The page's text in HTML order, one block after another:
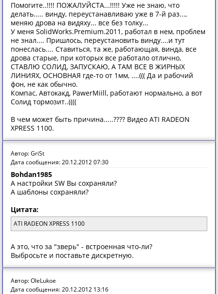
Помогите..!!!! ПОЖАЛУЙСТА...!!!!! Уже не знаю, что
делать..... винду, переустанавливаю уже в 7-й раз...,
меняю дрова на видяху... все без толку...
У меня SolidWorks.Premium.2011, работал в нем, проблем
не знал.... Пришлось, переустановить винду....и тут
понеслась.... Ставиться, та же, работающая, винда, все
дрова старые, при которых все работало отлично,
СТАВЛЮ СОЛИД, ЗАПУСКАЮ, А ТАМ ВСЕ В ЖИРНЫХ
ЛИНИЯХ, ОСНОВНАЯ где-то от 1мм, ....((( Да и рабочий
фон, не как обычно.
Компас, Автокакд, PawerMiill, работают нормально, а вот
Солид тормозит..((((
В чем может быть причина.....???? Видео ATI RADEON
XPRESS 1100.
Автор: GriSt
Дата сообщения: 20.12.2012 07:30
Bohdan1985
А настройки SW Вы сохраняли?
А шаблоны сохраняли?
Цитата:
ATI RADEON XPRESS 1100
А это, что за "зверь" - встроенная что-ли?
Выбросьте и поставьте дискретную.
Автор: OleLukoe
Дата сообщения: 20.12.2012 13:16